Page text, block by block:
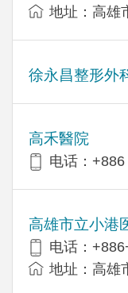
地址：高雄
徐永昌整形外
高禾醫院
电话：
高雄市立小港
电话：
地址：高雄